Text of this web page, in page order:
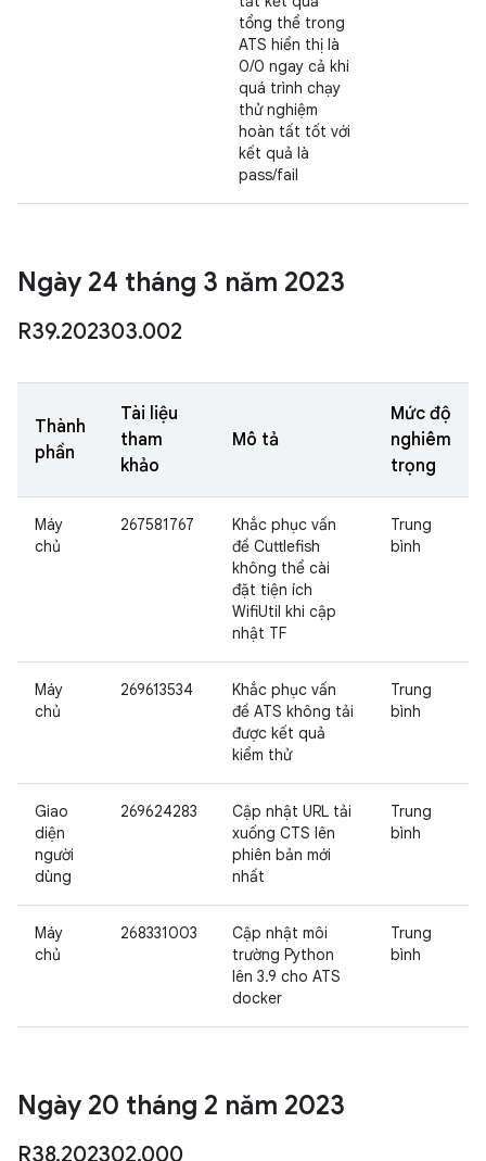
tổng thể trong
ATS hiển thị là
0/0 ngay cả khi
quá trình chạy
thử nghiệm
hoàn tất tốt với
kết quả là
pass/fail
Ngày 24 tháng 3 năm 2023
R39.202303.002
Thành
phần
Tài liệu
tham
khảo
Mô tả
Mức độ
nghiêm
trọng
Máy
chủ
267581767
Khắc phục vấn
đề Cuttlefish
không thể cài
đặt tiện ích
WifiUtil khi cập
nhật TF
Trung
bình
Máy
chủ
269613534
Khắc phục vấn
đề ATS không tải
được kết quả
kiểm thử
Trung
bình
Giao
diện
người
dùng
269624283
Cập nhật URL tải
xuống CTS lên
phiên bản mới
nhất
Trung
bình
Máy
chủ
268331003
Cập nhật môi
trường Python
lên 3.9 cho ATS
docker
Trung
bình
Ngày 20 tháng 2 năm 2023
R38.202302.000